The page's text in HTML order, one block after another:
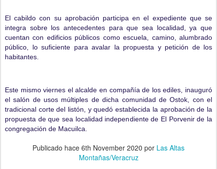
El cabildo con su aprobación participa en el expediente que se
integra sobre los antecedentes para que sea localidad, ya que
cuentan con edificios públicos como escuela, camino, alumbrado
público, lo suficiente para avalar la propuesta y petición de los
habitantes.
Este mismo viernes el alcalde en compañía de los ediles, inauguró
el salón de usos múltiples de dicha comunidad de Ostok, con el
tradicional corte del listón, y quedó establecida la aprobación de la
propuesta de que sea localidad independiente de El Porvenir de la
congregación de Macuilca.
Publicado hace 6th November 2020 por Las Altas
Montañas/Veracruz